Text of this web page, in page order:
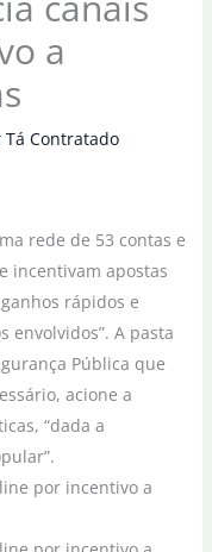
a
Tá Contratado
rede de 53 contas e
incentivam apostas
rápidos e
envolvidos”. A pasta
Pública que
acione a
“dada a